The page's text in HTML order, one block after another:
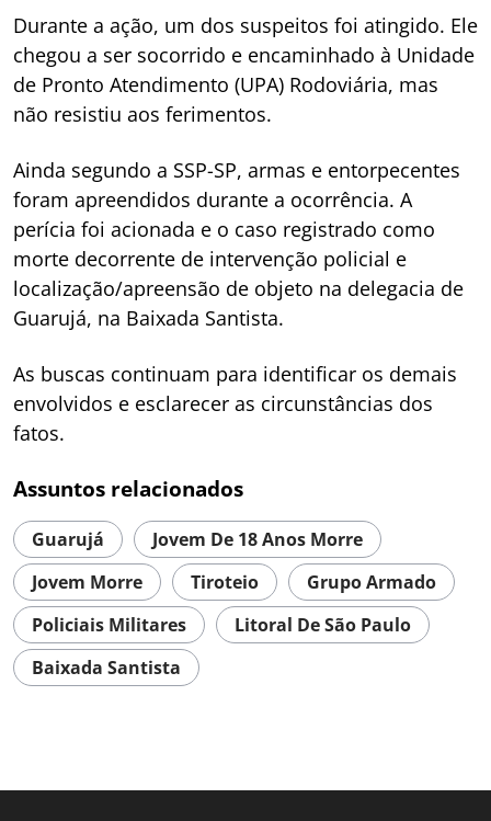
Durante a ação, um dos suspeitos foi atingido. Ele
chegou a ser socorrido e encaminhado à Unidade
de Pronto Atendimento (UPA) Rodoviária, mas
não resistiu aos ferimentos.
Ainda segundo a SSP-SP, armas e entorpecentes
foram apreendidos durante a ocorrência. A
perícia foi acionada e o caso registrado como
morte decorrente de intervenção policial e
localização/apreensão de objeto na delegacia de
Guarujá, na Baixada Santista.
As buscas continuam para identificar os demais
envolvidos e esclarecer as circunstâncias dos
fatos.
Assuntos relacionados
Guarujá
Jovem De 18 Anos Morre
Jovem Morre
Tiroteio
Grupo Armado
Policiais Militares
Litoral De São Paulo
Baixada Santista